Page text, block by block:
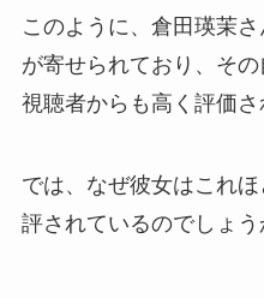
このように、倉田瑛茉
が寄せられており、そ
視聴者からも高く評価さ
では、なぜ彼女はこれほ
評されているのでしょう